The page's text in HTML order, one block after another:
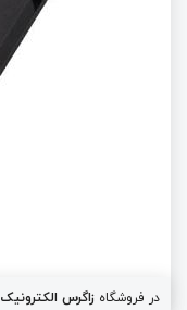
در فروشگاه زاگرس الکترونیک